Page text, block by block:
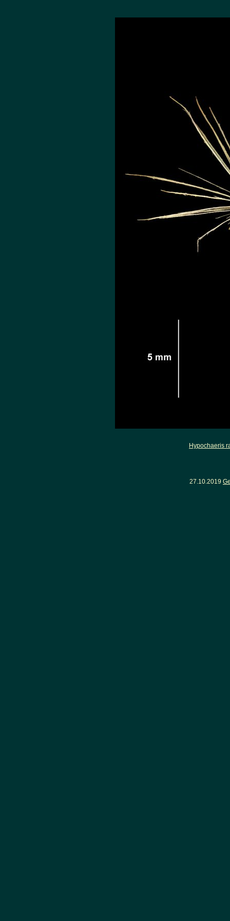
Hypochaeris
27.10.2019